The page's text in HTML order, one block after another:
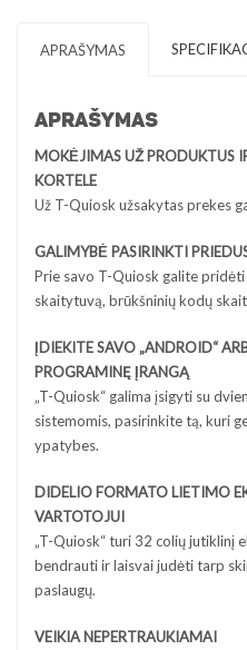
APRAŠYMAS
APRAŠYMAS
MOKĖJIMAS UŽ PRODUKTUS
KORTELE
Už T-Quiosk užsakytas prekes
GALIMYBĖ PASIRINKTI
Prie savo T-Quiosk galite pridėti
skaitytuvą, brūkšninių kodų
ĮDIEKITE SAVO „ANDROID“
PROGRAMINĘ ĮRANGĄ
„T-Quiosk“ galima įsigyti su
sistemomis, pasirinkite tą, kuri
ypatybes.
DIDELIO FORMATO LIETIMO
VARTOTOJUI
„T-Quiosk“ turi 32 colių jutiklinį
bendrauti ir laisvai judėti tarp
paslaugų.
VEIKIA NEPERTRAUKIAMAI